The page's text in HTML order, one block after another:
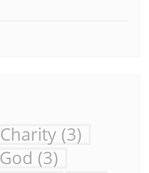
Charity (3)
God (3)